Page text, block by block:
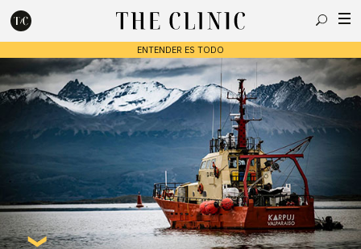
ENTENDER ES TODO
Escribe lo que deseas y presiona enter para buscar